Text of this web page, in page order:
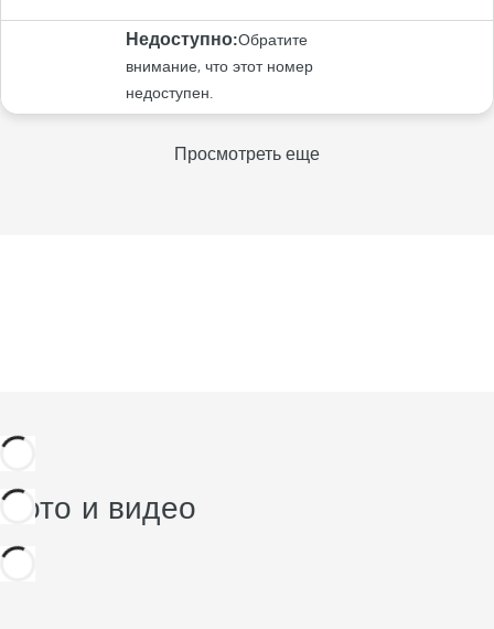
Недоступно:Обратите
внимание, что этот номер
недоступен.
Просмотреть еще
Фото и видео